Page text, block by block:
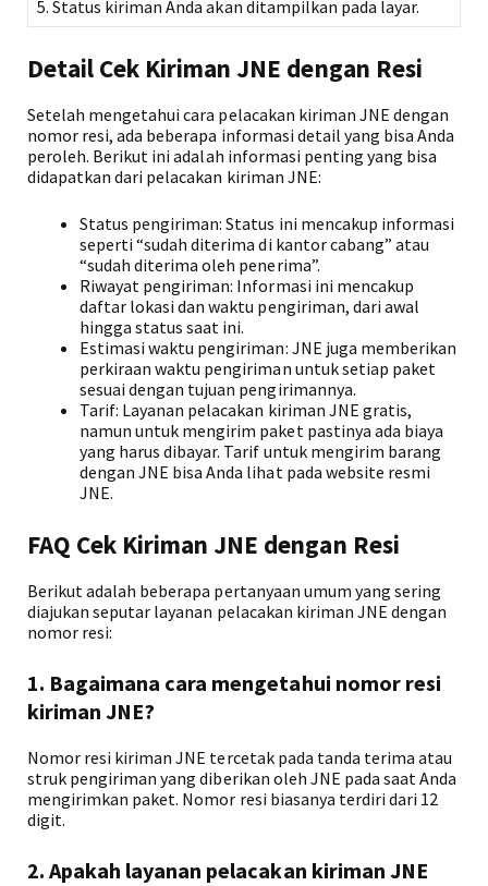
5. Status kiriman Anda akan ditampilkan pada layar.
Detail Cek Kiriman JNE dengan Resi
Setelah mengetahui cara pelacakan kiriman JNE dengan
nomor resi, ada beberapa informasi detail yang bisa Anda
peroleh. Berikut ini adalah informasi penting yang bisa
didapatkan dari pelacakan kiriman JNE:
Status pengiriman: Status ini mencakup informasi
seperti “sudah diterima di kantor cabang” atau
“sudah diterima oleh penerima”.
Riwayat pengiriman: Informasi ini mencakup
daftar lokasi dan waktu pengiriman, dari awal
hingga status saat ini.
Estimasi waktu pengiriman: JNE juga memberikan
perkiraan waktu pengiriman untuk setiap paket
sesuai dengan tujuan pengirimannya.
Tarif: Layanan pelacakan kiriman JNE gratis,
namun untuk mengirim paket pastinya ada biaya
yang harus dibayar. Tarif untuk mengirim barang
dengan JNE bisa Anda lihat pada website resmi
JNE.
FAQ Cek Kiriman JNE dengan Resi
Berikut adalah beberapa pertanyaan umum yang sering
diajukan seputar layanan pelacakan kiriman JNE dengan
nomor resi:
1. Bagaimana cara mengetahui nomor resi
kiriman JNE?
Nomor resi kiriman JNE tercetak pada tanda terima atau
struk pengiriman yang diberikan oleh JNE pada saat Anda
mengirimkan paket. Nomor resi biasanya terdiri dari 12
digit.
2. Apakah layanan pelacakan kiriman JNE